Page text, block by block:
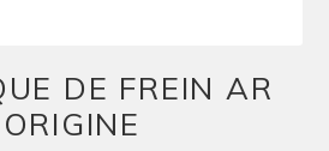
DE FREIN AR